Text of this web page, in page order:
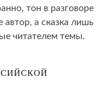
тон в разговоре
автор, а сказка лишь
читателем темы.